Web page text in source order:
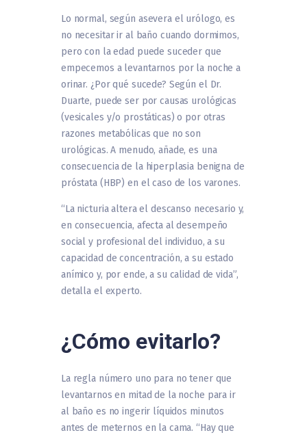
Lo normal, según asevera el urólogo, es
no necesitar ir al baño cuando dormimos,
pero con la edad puede suceder que
empecemos a levantarnos por la noche a
orinar. ¿Por qué sucede? Según el Dr.
Duarte, puede ser por causas urológicas
(vesicales y/o prostáticas) o por otras
razones metabólicas que no son
urológicas. A menudo, añade, es una
consecuencia de la hiperplasia benigna de
próstata (HBP) en el caso de los varones.
“La nicturia altera el descanso necesario y,
en consecuencia, afecta al desempeño
social y profesional del individuo, a su
capacidad de concentración, a su estado
anímico y, por ende, a su calidad de vida”,
detalla el experto.
¿Cómo evitarlo?
La regla número uno para no tener que
levantarnos en mitad de la noche para ir
al baño es no ingerir líquidos minutos
antes de meternos en la cama. “Hay que